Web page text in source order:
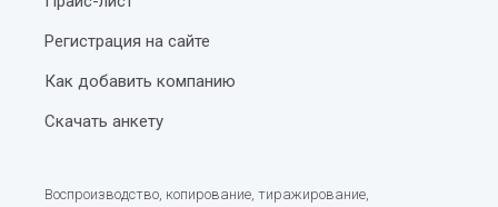
поездкой за границу?
Советы по удалению шерсти домашних животных
Типы кузовов легковых автомобилей
Регистрация на сайте
Как добавить компанию
Скачать анкету
Воспроизводство, копирование, тиражирование,